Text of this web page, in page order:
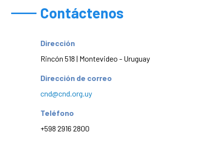
Contáctenos
Dirección
Rincón 518 | Montevideo - Uruguay
Dirección de correo
cnd@cnd.org.uy
Teléfono
+598 2916 2800